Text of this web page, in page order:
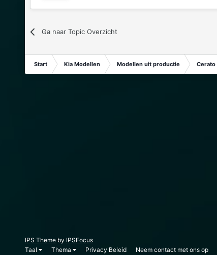
Ga naar Topic Overzicht
Start Kia Modellen Modellen uit productie Cerato
IPS Themeby IPSFocus
Taal
Thema Privacy Beleid Neem contact met ons op